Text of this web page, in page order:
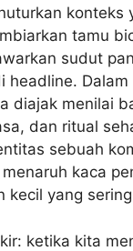
konteks
tamu
sudut
headline.
diajak menilai
dan ritual
sebuah
kaca
kecil yang
ketika kita